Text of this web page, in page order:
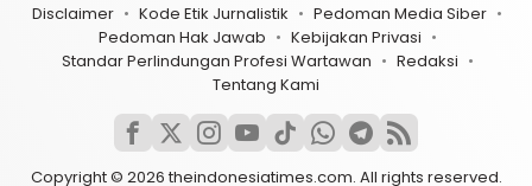
Disclaimer
Kode Etik Jurnalistik
Pedoman Media Siber
Pedoman Hak Jawab
Kebijakan Privasi
Standar Perlindungan Profesi Wartawan
Redaksi
Tentang Kami
Copyright © 2026 theindonesiatimes.com. All rights reserved.